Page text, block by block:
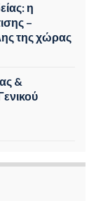
η
–
της χώρας
&